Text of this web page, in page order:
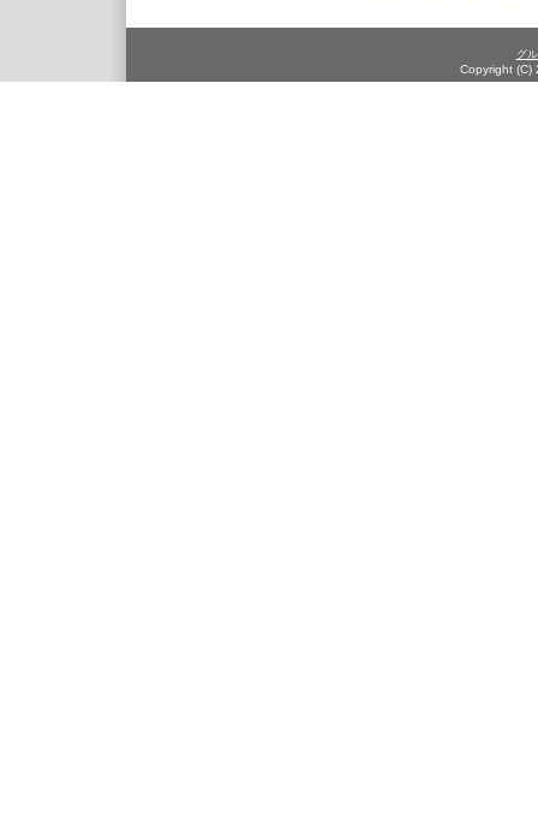
グ
Copyright (C)